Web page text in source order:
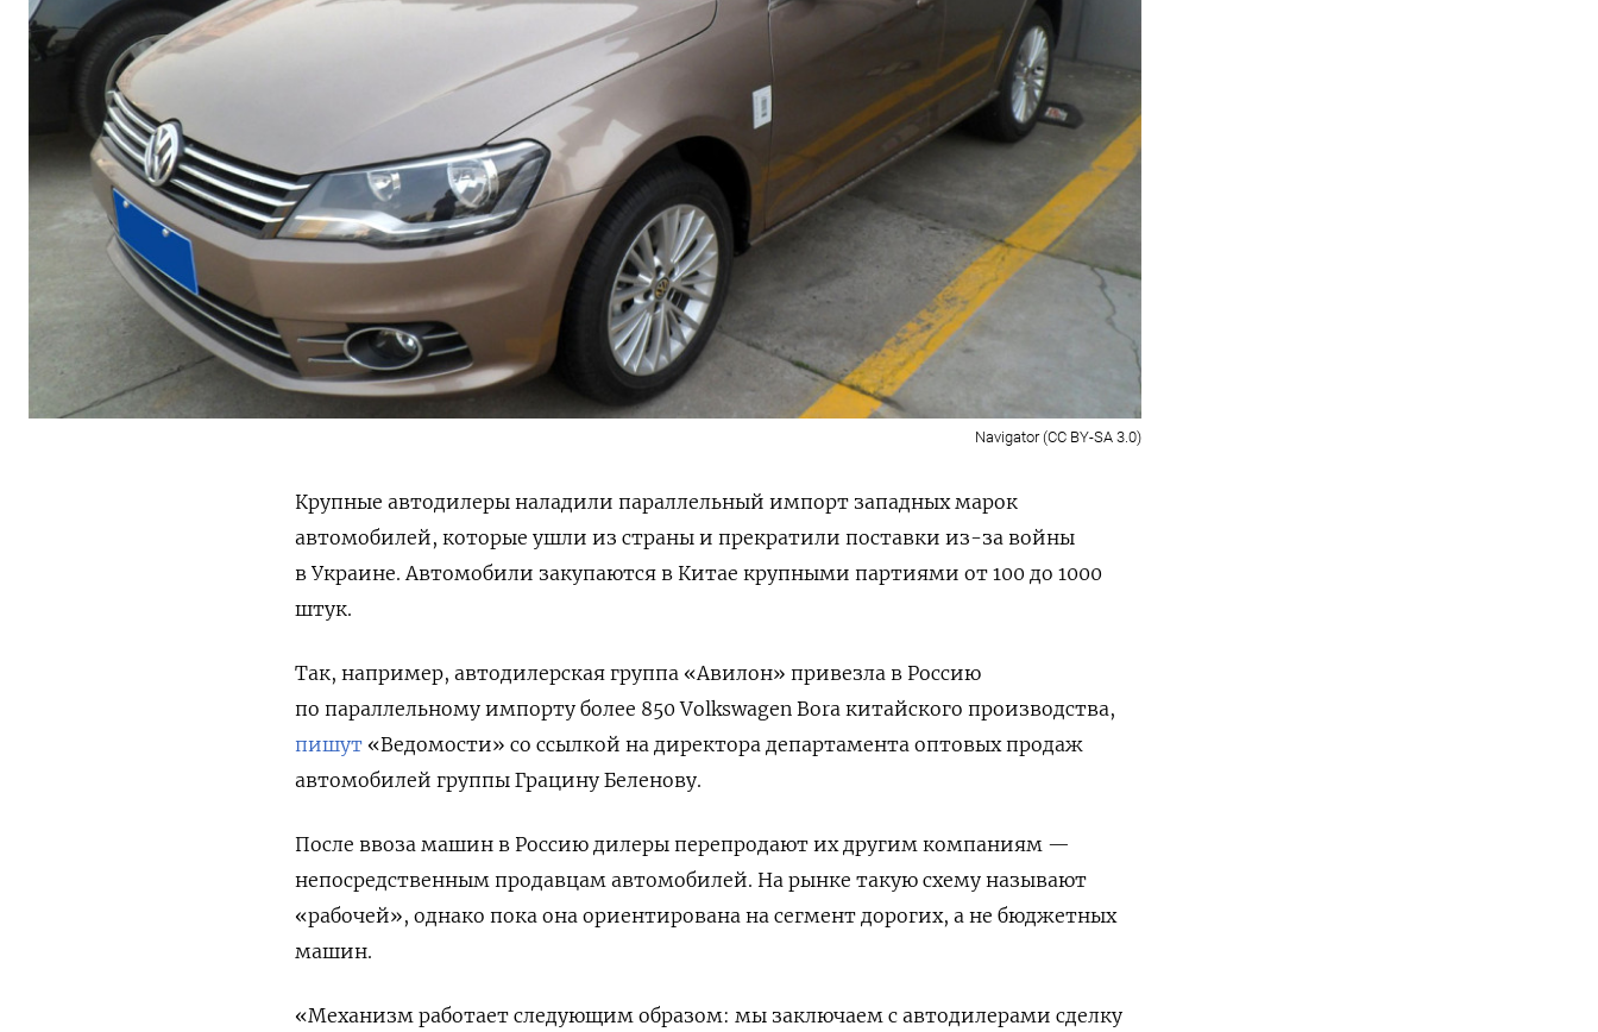
Navigator (CC BY-SA 3.0)
Крупные автодилеры наладили параллельный импорт западных марок
автомобилей, которые ушли из страны и прекратили поставки из-за войны
в Украине. Автомобили закупаются в Китае крупными партиями от 100 до 1000
штук.
Так, например, автодилерская группа «Авилон» привезла в Россию
по параллельному импорту более 850 Volkswagen Bora китайского производства,
пишут «Ведомости» со ссылкой на директора департамента оптовых продаж
автомобилей группы Грацину Беленову.
После ввоза машин в Россию дилеры перепродают их другим компаниям —
непосредственным продавцам автомобилей. На рынке такую схему называют
«рабочей», однако пока она ориентирована на сегмент дорогих, а не бюджетных
машин.
«Механизм работает следующим образом: мы заключаем с автодилерами сделку